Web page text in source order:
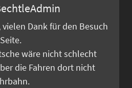
Dank für den Besuch
wäre nicht schlecht
die Fahren dort nicht